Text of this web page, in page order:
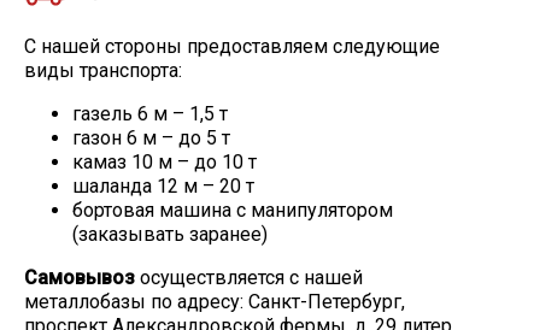
Алюминиевый прокат
С нашей стороны предоставляем следующие
виды транспорта:
газель 6 м – 1,5 т
газон 6 м – до 5 т
камаз 10 м – до 10 т
шаланда 12 м – 20 т
бортовая машина с манипулятором
(заказывать заранее)
Самовывоз осуществляется с нашей
металлобазы по адресу: Санкт-Петербург,
проспект Александровской фермы, д. 29 литер